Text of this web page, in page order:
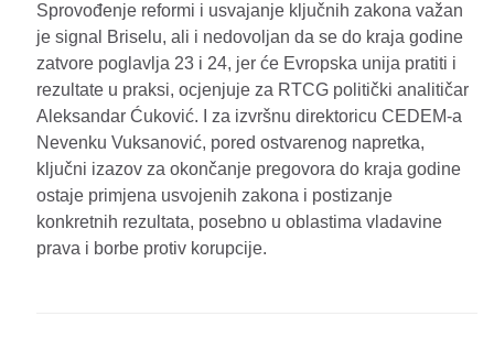
Sprovođenje reformi i usvajanje ključnih zakona važan
je signal Briselu, ali i nedovoljan da se do kraja godine
zatvore poglavlja 23 i 24, jer će Evropska unija pratiti i
rezultate u praksi, ocjenjuje za RTCG politički analitičar
Aleksandar Ćuković. I za izvršnu direktoricu CEDEM-a
Nevenku Vuksanović, pored ostvarenog napretka,
ključni izazov za okončanje pregovora do kraja godine
ostaje primjena usvojenih zakona i postizanje
konkretnih rezultata, posebno u oblastima vladavine
prava i borbe protiv korupcije.